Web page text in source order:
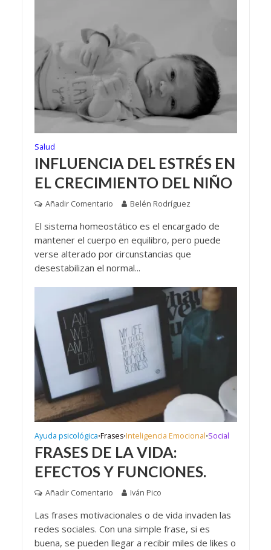
Salud
INFLUENCIA DEL ESTRÉS EN
EL CRECIMIENTO DEL NIÑO
Añadir Comentario Belén Rodríguez
El sistema homeostático es el encargado de
mantener el cuerpo en equilibro, pero puede
verse alterado por circunstancias que
desestabilizan el normal...
Ayuda psicológica•Frases•Inteligencia Emocional•Social
FRASES DE LA VIDA:
EFECTOS Y FUNCIONES.
Añadir Comentario Iván Pico
Las frases motivacionales o de vida invaden las
redes sociales. Con una simple frase, si es
buena, se pueden llegar a recibir miles de likes o